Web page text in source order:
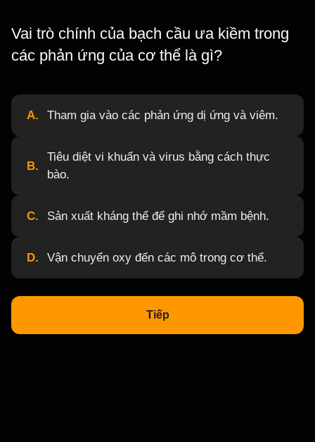
Vai trò chính của bạch cầu ưa kiềm trong
các phản ứng của cơ thể là gì?
A. Tham gia vào các phản ứng dị ứng và viêm.
B.
Tiêu diệt vi khuẩn và virus bằng cách thực
bào.
C. Sản xuất kháng thể để ghi nhớ mầm bệnh.
D. Vận chuyển oxy đến các mô trong cơ thể.
Tiếp